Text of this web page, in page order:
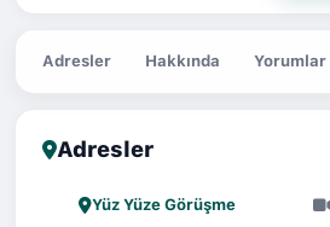
Adresler Hakkında Yorumlar
Adresler
Yüz Yüze Görüşme